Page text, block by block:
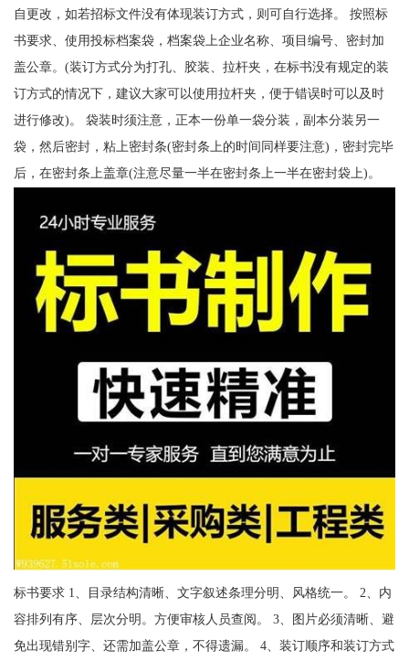
自更改，如若招标文件没有体现装订方式，则可自行选择。 按照标
书要求、使用投标档案袋，档案袋上企业名称、项目编号、密封加
盖公章。(装订方式分为打孔、胶装、拉杆夹，在标书没有规定的装
订方式的情况下，建议大家可以使用拉杆夹，便于错误时可以及时
进行修改)。 袋装时须注意，正本一份单一袋分装，副本分装另一
袋，然后密封，粘上密封条(密封条上的时间同样要注意)，密封完毕
后，在密封条上盖章(注意尽量一半在密封条上一半在密封袋上)。
标书要求 1、目录结构清晰、文字叙述条理分明、风格统一。 2、内
容排列有序、层次分明。方便审核人员查阅。 3、图片必须清晰、避
免出现错别字、还需加盖公章，不得遗漏。 4、装订顺序和装订方式